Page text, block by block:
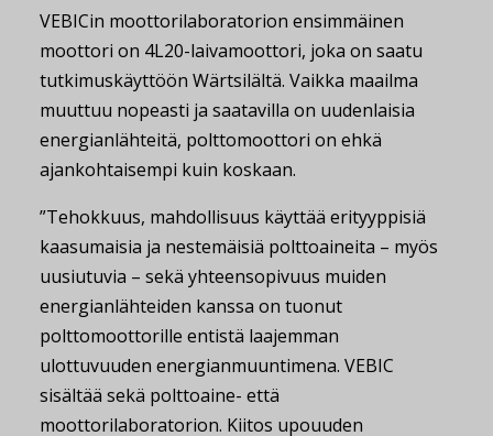
VEBICin moottorilaboratorion ensimmäinen
moottori on 4L20-laivamoottori, joka on saatu
tutkimuskäyttöön Wärtsilältä. Vaikka maailma
muuttuu nopeasti ja saatavilla on uudenlaisia
energianlähteitä, polttomoottori on ehkä
ajankohtaisempi kuin koskaan.
”Tehokkuus, mahdollisuus käyttää erityyppisiä
kaasumaisia ja nestemäisiä polttoaineita – myös
uusiutuvia – sekä yhteensopivuus muiden
energianlähteiden kanssa on tuonut
polttomoottorille entistä laajemman
ulottuvuuden energianmuuntimena. VEBIC
sisältää sekä polttoaine- että
moottorilaboratorion. Kiitos upouuden